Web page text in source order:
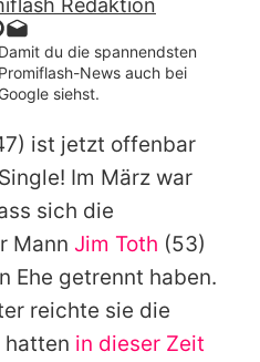
Richtlinien
Damit du die spannendsten
Promiflash-News auch bei
Google siehst.
ist jetzt offenbar
Im März war
sich die
Mann Jim Toth (53)
Ehe getrennt haben.
reichte sie die
hatten in dieser Zeit